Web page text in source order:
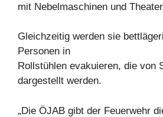
mit Nebelmaschinen und
Gleichzeitig werden sie
Personen in
Rollstühlen evakuieren, die von
dargestellt werden.
„Die ÖJAB gibt der Feuerwehr